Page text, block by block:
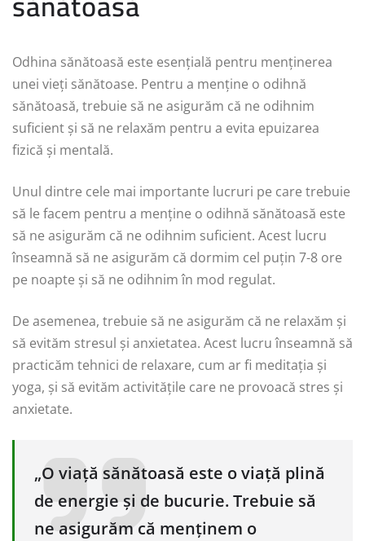
Odhina sănătoasă este esențială pentru menținerea
unei vieți sănătoase. Pentru a menține o odihnă
sănătoasă, trebuie să ne asigurăm că ne odihnim
suficient și să ne relaxăm pentru a evita epuizarea
fizică și mentală.
Unul dintre cele mai importante lucruri pe care trebuie
să le facem pentru a menține o odihnă sănătoasă este
să ne asigurăm că ne odihnim suficient. Acest lucru
înseamnă să ne asigurăm că dormim cel puțin 7-8 ore
pe noapte și să ne odihnim în mod regulat.
De asemenea, trebuie să ne asigurăm că ne relaxăm și
să evităm stresul și anxietatea. Acest lucru înseamnă să
practicăm tehnici de relaxare, cum ar fi meditația și
yoga, și să evităm activitățile care ne provoacă stres și
anxietate.
„O viață sănătoasă este o viață plină
de energie și de bucurie. Trebuie să
ne asigurăm că menținem o